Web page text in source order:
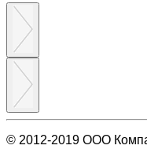
© 2012-2019 ООО